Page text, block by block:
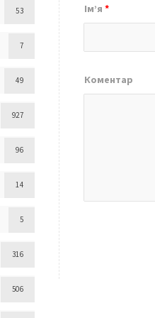
Ім’я*
Коментар
53
7
49
927
96
14
5
316
506